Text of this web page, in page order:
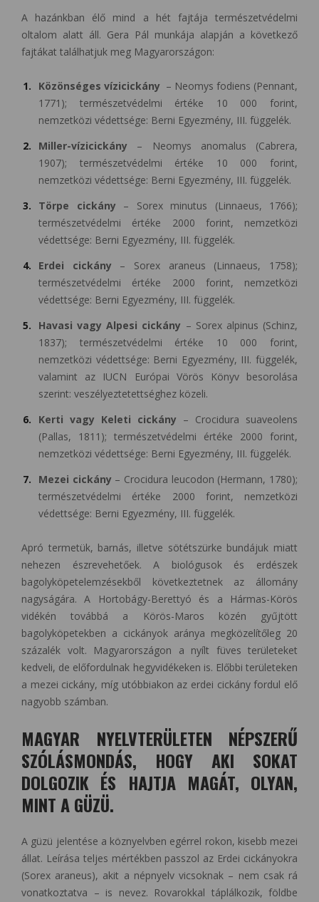
A hazánkban élő mind a hét fajtája természetvédelmi
oltalom alatt áll. Gera Pál munkája alapján a következő
fajtákat találhatjuk meg Magyarországon:
Közönséges vízicickány – Neomys fodiens (Pennant,
1771); természetvédelmi értéke 10 000 forint,
nemzetközi védettsége: Berni Egyezmény, III. függelék.
Miller-vízicickány – Neomys anomalus (Cabrera,
1907); természetvédelmi értéke 10 000 forint,
nemzetközi védettsége: Berni Egyezmény, III. függelék.
Törpe cickány– Sorex minutus (Linnaeus, 1766);
természetvédelmi értéke 2000 forint, nemzetközi
védettsége: Berni Egyezmény, III. függelék.
Erdei cickány– Sorex araneus (Linnaeus, 1758);
természetvédelmi értéke 2000 forint, nemzetközi
védettsége: Berni Egyezmény, III. függelék.
Havasi vagy Alpesi cickány – Sorex alpinus (Schinz,
1837); természetvédelmi értéke 10 000 forint,
nemzetközi védettsége: Berni Egyezmény, III. függelék,
valamint az IUCN Európai Vörös Könyv besorolása
szerint: veszélyeztetettséghez közeli.
Kerti vagy Keleti cickány – Crocidura suaveolens
(Pallas, 1811); természetvédelmi értéke 2000 forint,
nemzetközi védettsége: Berni Egyezmény, III. függelék.
Mezei cickány– Crocidura leucodon (Hermann, 1780);
természetvédelmi értéke 2000 forint, nemzetközi
védettsége: Berni Egyezmény, III. függelék.
Apró termetük, barnás, illetve sötétszürke bundájuk miatt
nehezen észrevehetőek. A biológusok és erdészek
bagolyköpetelemzésekből következtetnek az állomány
nagyságára. A Hortobágy-Berettyó és a Hármas-Körös
vidékén továbbá a Körös-Maros közén gyűjtött
bagolyköpetekben a cickányok aránya megközelítőleg 20
százalék volt. Magyarországon a nyílt füves területeket
kedveli, de előfordulnak hegyvidékeken is. Előbbi területeken
a mezei cickány, míg utóbbiakon az erdei cickány fordul elő
nagyobb számban.
MAGYAR NYELVTERÜLETEN NÉPSZERŰ
SZÓLÁSMONDÁS, HOGY AKI SOKAT
DOLGOZIK ÉS HAJTJA MAGÁT, OLYAN,
MINT A GÜZÜ.
A güzü jelentése a köznyelvben egérrel rokon, kisebb mezei
állat. Leírása teljes mértékben passzol az Erdei cickányokra
(Sorex araneus), akit a népnyelv vicsoknak – nem csak rá
vonatkoztatva – is nevez. Rovarokkal táplálkozik, földbe